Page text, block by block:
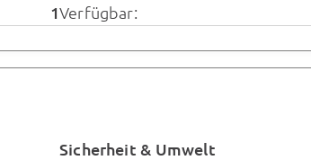
1Verfügbar:
Sicherheit & Umwelt